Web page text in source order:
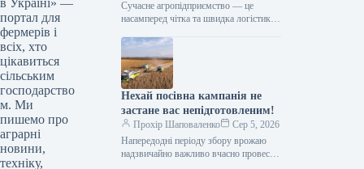
в Україні» —
портал для
фермерів і
всіх, хто
цікавиться
сільським
господарство
м. Ми
пишемо про
аграрні
новини,
техніку,
менеджменту
Сучасне агропідприємство — це
насамперед чітка та швидка логістика.
тисяч тонн зерна, робота з
біогазовими…
Нехай посівна кампанія не
застане вас непідготовленим!
Прохір Шаповаленко
Сер 5, 2026
Напередодні періоду збору врожаю
надзвичайно важливо вчасно провести